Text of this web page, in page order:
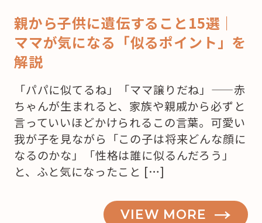
親から子供に遺伝すること15選｜
ママが気になる「似るポイント」を
解説
「パパに似てるね」「ママ譲りだね」——赤
ちゃんが生まれると、家族や親戚から必ずと
言っていいほどかけられるこの言葉。可愛い
我が子を見ながら「この子は将来どんな顔に
なるのかな」「性格は誰に似るんだろう」
と、ふと気になったこと […]
VIEW MORE